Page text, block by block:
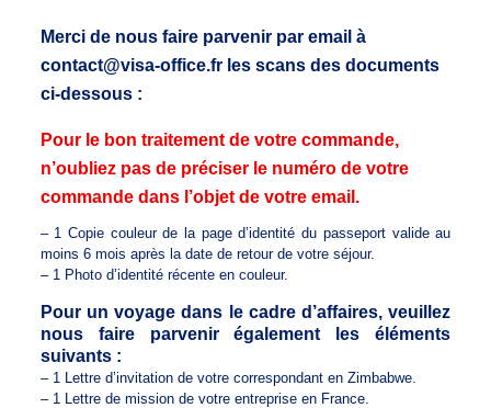
Merci de nous faire parvenir par email à
contact@visa-office.fr les scans des documents
ci-dessous :
Pour le bon traitement de votre commande,
n’oubliez pas de préciser le numéro de votre
commande dans l’objet de votre email.
– 1 Copie couleur de la page d’identité du passeport valide au
moins 6 mois après la date de retour de votre séjour.
– 1 Photo d’identité récente en couleur.
Pour un voyage dans le cadre d’affaires, veuillez
nous faire parvenir également les éléments
suivants :
– 1 Lettre d’invitation de votre correspondant en Zimbabwe.
– 1 Lettre de mission de votre entreprise en France.